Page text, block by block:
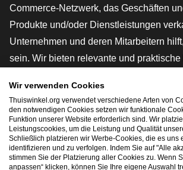
Commerce-Netzwerk, das Geschäften
Produkte und/oder Dienstleistungen
Unternehmen und deren Mitarbeitern
sein. Wir bieten relevante und
rechtlichen Instrumenten und Beratung,
Interessenvertretung, Marktforschung und
eine eigene Bildungsplattform, die
Academy.
Wir verwenden Cookies
Thuiswinkel.org verwendet verschiedene Arten von
den notwendigen Cookies setzen wir funktionale
Funktion unserer Website erforderlich sind. Wir
Leistungscookies, um die Leistung und Qualität
Schließlich platzieren wir Werbe-Cookies, die es uns
identifizieren und zu verfolgen. Indem Sie auf "Alle
stimmen Sie der Platzierung aller Cookies zu. Wenn
anpassen“ klicken, können Sie Ihre eigene Auswahl